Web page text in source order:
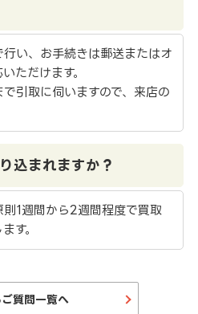
い、お手続きは郵送またはオ
ただけます。
引取に伺いますので、来店の
込まれますか？
1週間から2週間程度で買取
す。
質問一覧へ